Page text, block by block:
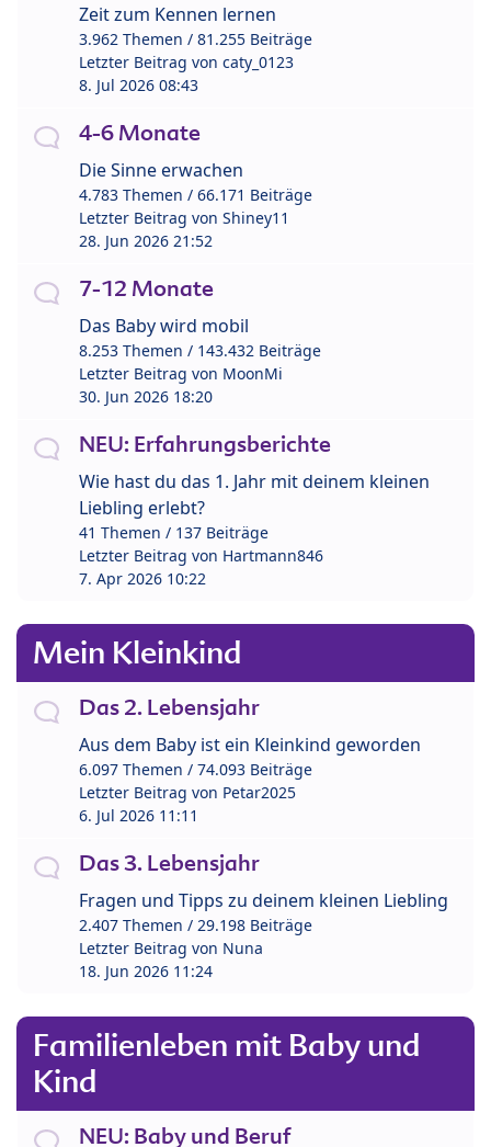
Zeit zum Kennen lernen
3.962 Themen / 81.255 Beiträge
Letzter Beitrag von caty_0123
8. Jul 2026 08:43
4-6 Monate
Die Sinne erwachen
4.783 Themen / 66.171 Beiträge
Letzter Beitrag von Shiney11
28. Jun 2026 21:52
7-12 Monate
Das Baby wird mobil
8.253 Themen / 143.432 Beiträge
Letzter Beitrag von MoonMi
30. Jun 2026 18:20
NEU: Erfahrungsberichte
Wie hast du das 1. Jahr mit deinem kleinen
Liebling erlebt?
41 Themen / 137 Beiträge
Letzter Beitrag von Hartmann846
7. Apr 2026 10:22
Mein Kleinkind
Das 2. Lebensjahr
Aus dem Baby ist ein Kleinkind geworden
6.097 Themen / 74.093 Beiträge
Letzter Beitrag von Petar2025
6. Jul 2026 11:11
Das 3. Lebensjahr
Fragen und Tipps zu deinem kleinen Liebling
2.407 Themen / 29.198 Beiträge
Letzter Beitrag von Nuna
18. Jun 2026 11:24
Familienleben mit Baby und
Kind
NEU: Baby und Beruf